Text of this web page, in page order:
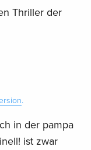
Thriller der
.
in der pampa
ist zwar